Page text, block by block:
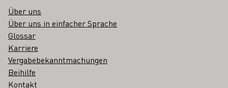
Über uns
Über uns in einfacher Sprache
Glossar
Karriere
Vergabebekanntmachungen
Beihilfe
Kontakt